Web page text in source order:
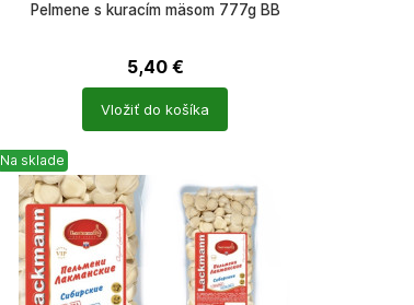
Pelmene s kuracím mäsom 777g BB
5,40 €
Vložiť do košíka
Na sklade